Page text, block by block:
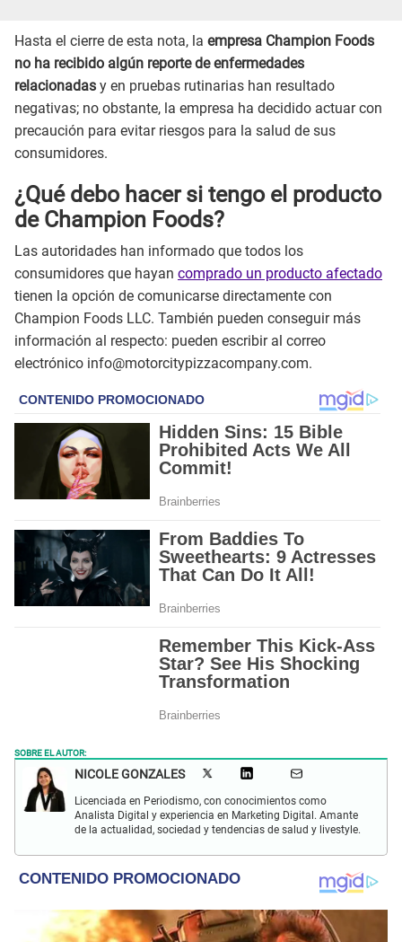
Hasta el cierre de esta nota, la empresa Champion Foods
no ha recibido algún reporte de enfermedades
relacionadas y en pruebas rutinarias han resultado
negativas; no obstante, la empresa ha decidido actuar con
precaución para evitar riesgos para la salud de sus
consumidores.
¿Qué debo hacer si tengo el producto
de Champion Foods?
Las autoridades han informado que todos los
consumidores que hayan comprado un producto afectado
tienen la opción de comunicarse directamente con
Champion Foods LLC. También pueden conseguir más
información al respecto: pueden escribir al correo
electrónico info@motorcitypizzacompany.com.
SOBRE EL AUTOR:
NICOLE GONZALES
Licenciada en Periodismo, con conocimientos como
Analista Digital y experiencia en Marketing Digital. Amante
de la actualidad, sociedad y tendencias de salud y livestyle.